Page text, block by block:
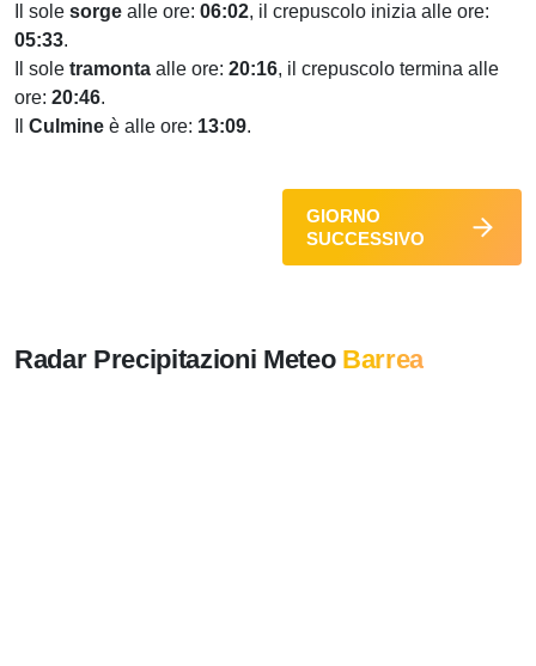
Il sole sorge alle ore: 06:02, il crepuscolo inizia alle ore:
05:33.
Il sole tramonta alle ore: 20:16, il crepuscolo termina alle
ore: 20:46.
Culmine è alle ore: 13:09.
GIORNO
SUCCESSIVO
Radar Precipitazioni Meteo Barrea